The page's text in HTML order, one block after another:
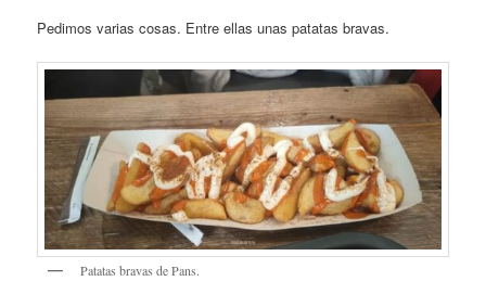
Pedimos varias cosas. Entre ellas unas patatas bravas.
Patatas bravas de Pans.